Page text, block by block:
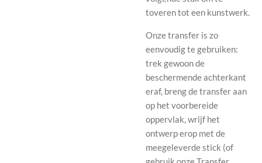
toveren tot een kunstwerk.
Onze transfer is zo
eenvoudig te gebruiken:
trek gewoon de
beschermende achterkant
eraf, breng de transfer aan
op het voorbereide
oppervlak, wrijf het
ontwerp erop met de
meegeleverde stick (of